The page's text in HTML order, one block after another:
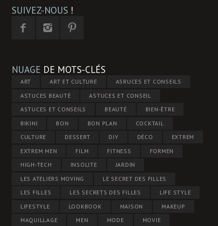
SUIVEZ-NOUS !
NUAGE DE MOTS-CLÉS
ART ART ET CULTURE
ASRUCES ET CONSEILS
ASTUCES BEAUTÉ
ASTUCES ET CONSEIL
ASTUCES ET CONSEILS
BEAUTÉ
BIEN-ÊTRE
BIKINI
BON BON PLAN
COCKTAIL
CULTURE
DESSERT DIY DÉCO
EXTREM
EXTREM MEN
FILM FITNESS
FORMEN
HIGH-TECH
INSOLITE
JARDIN
LES ATELIERS MOVING
LE SECRET DES FILLES
LES FILLES
LES SECRETS DES FILLES
LIFE STYLE
LIFESTYLE
LOOKBOOK MAISON
MAKEUP
MAQUILLAGE
MEN MODE MOVIE